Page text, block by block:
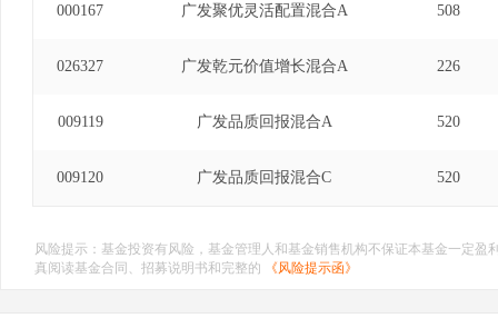
000167 广发聚优灵活配置混合A 508
026327 广发乾元价值增长混合A 226
009119 广发品质回报混合A 520
009120 广发品质回报混合C 520
风险提示：基金投资有风险，基金管理人和基金销售机构不保证本基金一定
真阅读基金合同、招募说明书和完整的
《风险提示函》